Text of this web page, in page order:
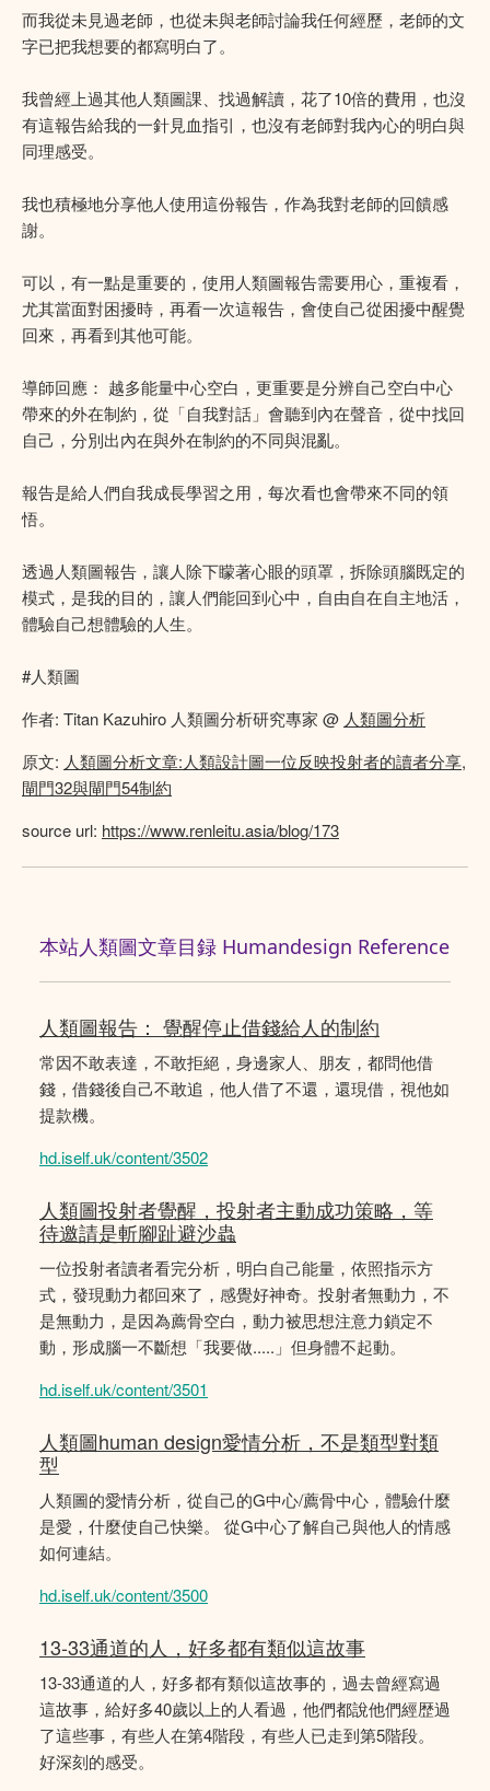
而我從未見過老師，也從未與老師討論我任何經歷，老師的文
字已把我想要的都寫明白了。
我曾經上過其他人類圖課、找過解讀，花了10倍的費用，也沒
有這報告給我的一針見血指引，也沒有老師對我內心的明白與
同理感受。
我也積極地分享他人使用這份報告，作為我對老師的回饋感
謝。
可以，有一點是重要的，使用人類圖報告需要用心，重複看，
尤其當面對困擾時，再看一次這報告，會使自己從困擾中醒覺
回來，再看到其他可能。
導師回應： 越多能量中心空白，更重要是分辨自己空白中心
帶來的外在制約，從「自我對話」會聽到內在聲音，從中找回
自己，分別出內在與外在制約的不同與混亂。
報告是給人們自我成長學習之用，每次看也會帶來不同的領
悟。
透過人類圖報告，讓人除下矇著心眼的頭罩，拆除頭腦既定的
模式，是我的目的，讓人們能回到心中，自由自在自主地活，
體驗自己想體驗的人生。
#人類圖
作者: Titan Kazuhiro 人類圖分析研究專家 @ 人類圖分析
原文: 人類圖分析文章:人類設計圖一位反映投射者的讀者分享,
閘門32與閘門54制約
source url: https://www.renleitu.asia/blog/173
本站人類圖文章目録 Humandesign Reference
人類圖報告： 覺醒停止借錢給人的制約
常因不敢表達，不敢拒絕，身邊家人、朋友，都問他借
錢，借錢後自己不敢追，他人借了不還，還現借，視他如
提款機。
hd.iself.uk/content/3502
人類圖投射者覺醒，投射者主動成功策略，等
待邀請是斬腳趾避沙蟲
一位投射者讀者看完分析，明白自己能量，依照指示方
式，發現動力都回來了，感覺好神奇。投射者無動力，不
是無動力，是因為薦骨空白，動力被思想注意力鎖定不
動，形成腦一不斷想「我要做.....」但身體不起動。
hd.iself.uk/content/3501
人類圖human design愛情分析，不是類型對類
型
人類圖的愛情分析，從自己的G中心/薦骨中心，體驗什麼
是愛，什麼使自己快樂。 從G中心了解自己與他人的情感
如何連結。
hd.iself.uk/content/3500
13-33通道的人，好多都有類似這故事
13-33通道的人，好多都有類似這故事的，過去曾經寫過
這故事，給好多40歲以上的人看過，他們都說他們經歴過
了這些事，有些人在第4階段，有些人已走到第5階段。
好深刻的感受。